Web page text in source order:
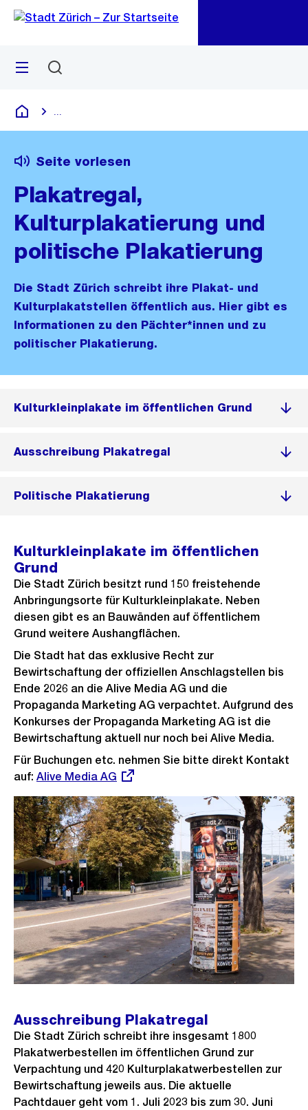
Navigation
Sprunglink
Menü
Deutsch
Seite vorlesen
Plakatregal,
Kulturplakatierung und
politische Plakatierung
Die Stadt Zürich schreibt ihre Plakat- und
Kulturplakatstellen öffentlich aus. Hier gibt es
Informationen zu den Pächter*innen und zu
politischer Plakatierung.
Kulturkleinplakate im öffentlichen Grund
Ausschreibung Plakatregal
Politische Plakatierung
Kulturkleinplakate im öffentlichen
Grund
Die Stadt Zürich besitzt rund 150 freistehende
Anbringungsorte für Kulturkleinplakate. Neben
diesen gibt es an Bauwänden auf öffentlichem
Grund weitere Aushangflächen.
Die Stadt hat das exklusive Recht zur
Bewirtschaftung der offiziellen Anschlagstellen bis
Ende 2026 an die Alive Media AG und die
Propaganda Marketing AG verpachtet. Aufgrund des
Konkurses der Propaganda Marketing AG ist die
Bewirtschaftung aktuell nur noch bei Alive Media.
Für Buchungen etc. nehmen Sie bitte direkt Kontakt
auf: Externer
Link:
Alive Media AG
Ausschreibung Plakatregal
Die Stadt Zürich schreibt ihre insgesamt 1800
Plakatwerbestellen im öffentlichen Grund zur
Verpachtung und 420 Kulturplakatwerbestellen zur
Bewirtschaftung jeweils aus. Die aktuelle
Pachtdauer geht vom 1. Juli 2023 bis zum 30. Juni